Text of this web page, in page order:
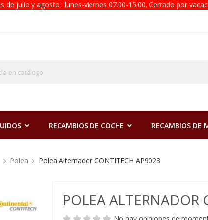
de julio y agosto : lunes-viernes 07.00-15.00. Cerrado por
RECAMBIOS DE COCHE RECAMBIOS DE
Polea Polea Alternador CONTITECH AP9023
POLEA ALTERNADOR